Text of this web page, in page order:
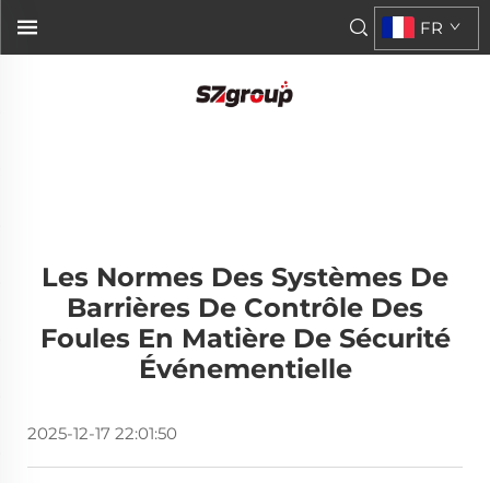
FR
Les Normes Des Systèmes De
Barrières De Contrôle Des
Foules En Matière De Sécurité
Événementielle
2025-12-17 22:01:50